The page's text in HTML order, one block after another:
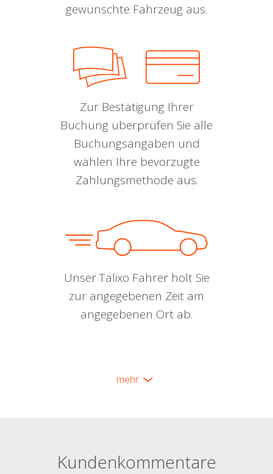
gewünschte Fahrzeug aus.
Zur Bestätigung Ihrer
Buchung überprüfen Sie alle
Buchungsangaben und
wählen Ihre bevorzugte
Zahlungsmethode aus.
Unser Talixo Fahrer holt Sie
zur angegebenen Zeit am
angegebenen Ort ab.
mehr
Kundenkommentare